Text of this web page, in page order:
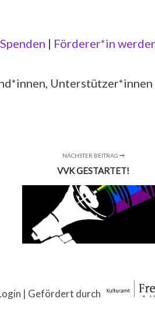
Spenden | Förderer*in
NÄCHSTER BEITRAG
VVK GESTARTET!
| Gefördert durch